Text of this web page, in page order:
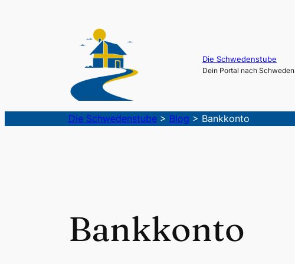
Die Schwedenstube
Dein Portal nach Schweden
Die Schwedenstube> Blog > Bankkonto
Bankkonto